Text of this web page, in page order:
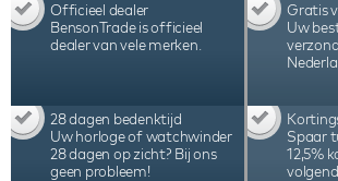
Officieel dealer
BensonTrade is officieel
dealer van vele merken.
Gratis
Uw
28 dagen bedenktijd
Uw horloge of watchwinder
28 dagen op zicht? Bij ons
geen probleem!
Spaar
12,5%